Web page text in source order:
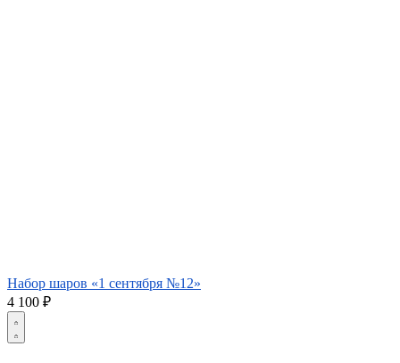
Набор шаров «1 сентября №12»
4 100 ₽